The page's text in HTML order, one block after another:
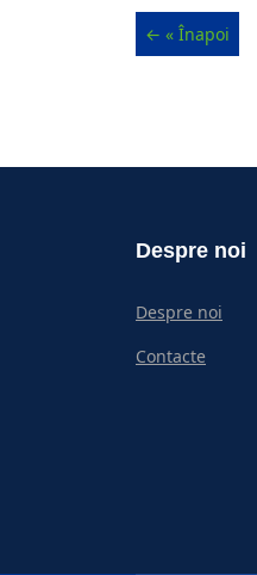
Despre noi
Despre noi
Contacte